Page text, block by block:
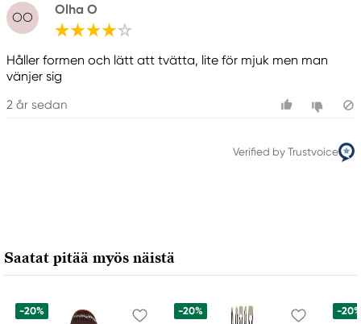
OO
Olha O
Håller formen och lätt att tvätta, lite för mjuk men man
vänjer sig
2 år sedan
Verified by Trustvoice
Saatat pitää myös näistä
-20% -20% -